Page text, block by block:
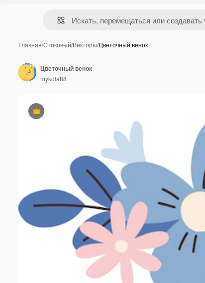
Главная/Стоковый/Векторы/Цветочный венок
Премиум
Цветочный венок
mykola88